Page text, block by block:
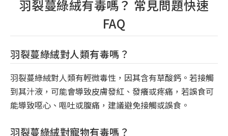
羽裂蔓綠絨有毒嗎？ 常見問題快速
FAQ
羽裂蔓綠絨對人類有毒嗎？
羽裂蔓綠絨對人類有輕微毒性，因其含有草酸鈣。若接觸
到其汁液，可能會導致皮膚發紅、發癢或疼痛，若誤食可
能導致噁心、嘔吐或腹痛，建議避免接觸或誤食。
羽裂蔓綠絨對寵物有毒嗎？